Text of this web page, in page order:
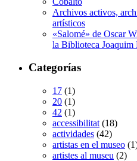
Archivos activos,
artísticos
«Salomé» de Oscar
la Biblioteca Joaquim
Categorías
17 (1)
20 (1)
42 (1)
accessibilitat (18)
actividades (42)
artistas en el museo
artistes al museu (2)